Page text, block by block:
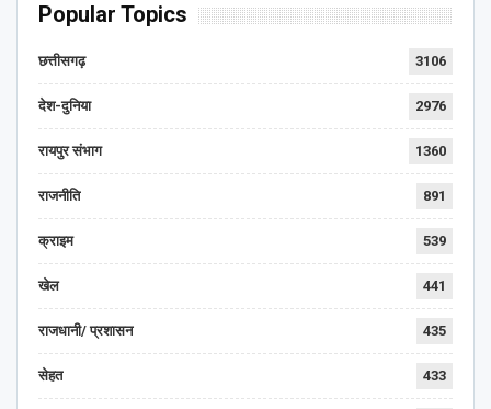
Popular Topics
छत्तीसगढ़ 3106
देश-दुनिया 2976
रायपुर संभाग 1360
राजनीति 891
क्राइम 539
खेल 441
राजधानी/ प्रशासन 435
सेहत 433